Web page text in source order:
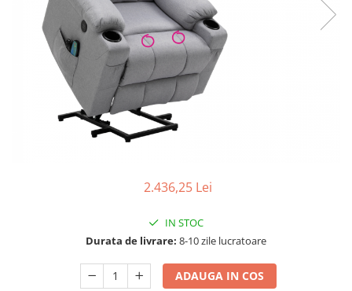
Seturi masa +scaune dining
Tabureti
Bucatarie
Suporturi si tavi
Chiuvete bucatarie
Mese bucatarie /dining
Comode lux-ultramoderne
2.436,25 Lei
IN STOC
Durata de livrare: 8-10 zile lucratoare
ADAUGA IN COS